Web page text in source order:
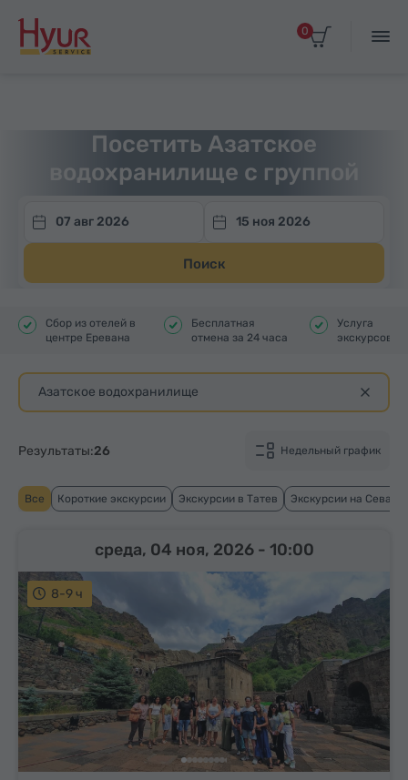
0
Посетить Азатское
водохранилище с группой
07 авг 2026 15 ноя 2026
Поиск
Сбор из отелей в
центре Еревана
Бесплатная
отмена за 24 часа
Услуга
Азатское водохранилище
Недельный график
Результаты:26
Все Короткие экскурсии Экскурсии в Татев Экскурсии на Севан
8-9 ч
среда, 04 ноя, 2026 - 10:00